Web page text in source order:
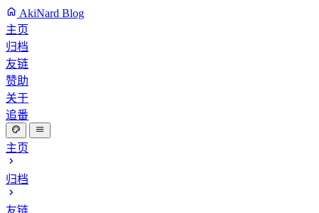
AkiNard Blog
主页
归档
友链
赞助
关于
追番
主页
归档